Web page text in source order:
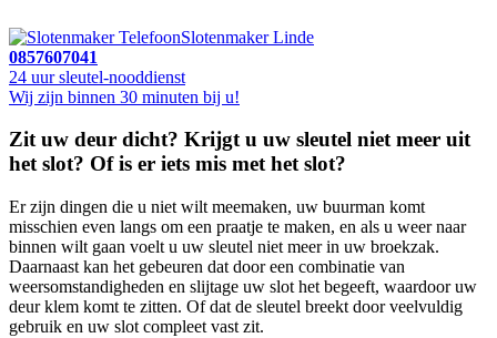
Slotenmaker Linde
0857607041
24 uur sleutel-nooddienst
Wij zijn binnen 30 minuten bij u!
Zit uw deur dicht? Krijgt u uw sleutel niet meer uit
het slot? Of is er iets mis met het slot?
Er zijn dingen die u niet wilt meemaken, uw buurman komt
misschien even langs om een praatje te maken, en als u weer naar
binnen wilt gaan voelt u uw sleutel niet meer in uw broekzak.
Daarnaast kan het gebeuren dat door een combinatie van
weersomstandigheden en slijtage uw slot het begeeft, waardoor uw
deur klem komt te zitten. Of dat de sleutel breekt door veelvuldig
gebruik en uw slot compleet vast zit.